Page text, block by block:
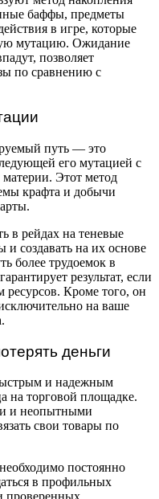
баффы, предметы
в игре, которые
мутацию. Ожидание
позволяет
по сравнению с
путь — это
его мутацией с
Этот метод
крафта и добычи
в рейдах на теневые
и создавать на их основе
более трудоемок в
результат, если
ресурсов. Кроме того, он
на ваше
деньги
и надежным
на торговой площадке.
и неопытными
свои товары по
постоянно
в профильных